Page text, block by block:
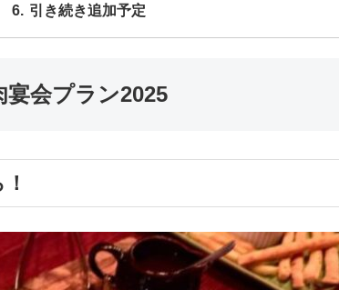
引き続き追加予定
会プラン2025